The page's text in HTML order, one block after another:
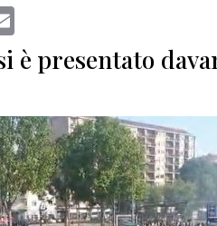
è presentato